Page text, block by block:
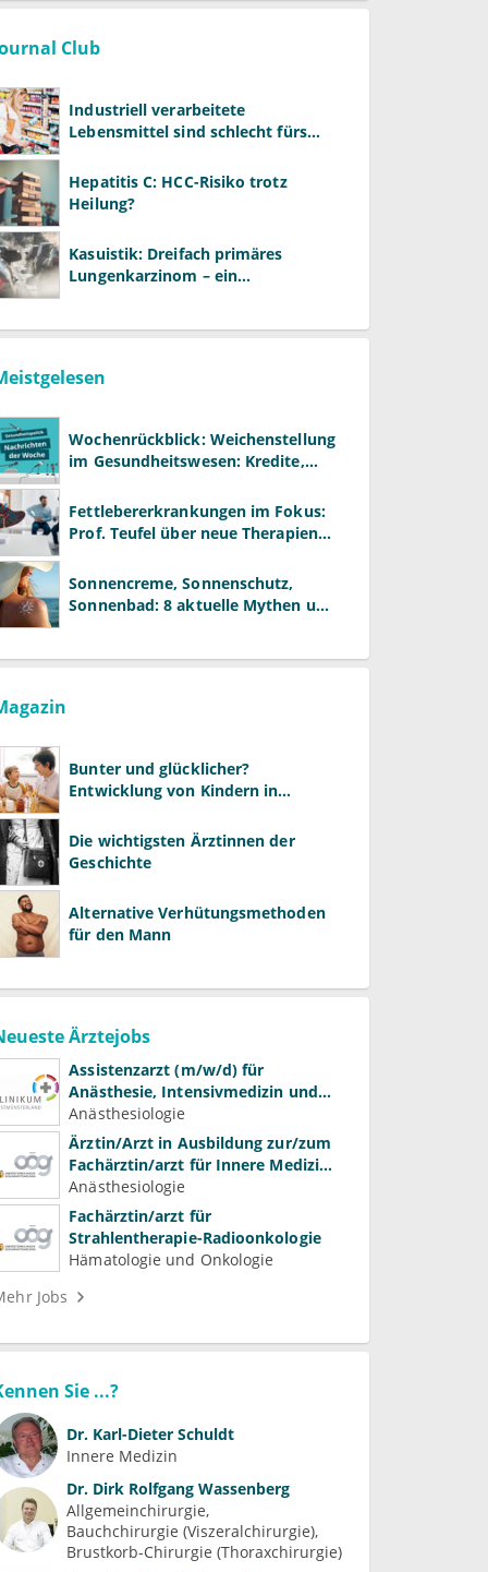
Club
Industriell verarbeitete
Lebensmittel sind schlecht fürs
Hepatitis C: HCC-Risiko trotz
Heilung?
Kasuistik: Dreifach primäres
Lungenkarzinom – ein
Wochenrückblick: Weichenstellung
im Gesundheitswesen: Kredite,
Fettlebererkrankungen im Fokus:
Prof. Teufel über neue Therapien
Sonnencreme, Sonnenschutz,
Sonnenbad: 8 aktuelle Mythen und
Bunter und glücklicher?
Entwicklung von Kindern in
Die wichtigsten Ärztinnen der
Geschichte
Alternative Verhütungsmethoden
für den Mann
Ärztejobs
Assistenzarzt (m/w/d) für
Anästhesie, Intensivmedizin und
Schmerztherapie
Anästhesiologie
Ärztin/Arzt in Ausbildung zur/zum
Fachärztin/arzt für Innere Medizin
(Kardiologie, Nephrologie,
Intensivmedizin)
Anästhesiologie
Fachärztin/arzt für
Strahlentherapie-Radioonkologie
Hämatologie und Onkologie
Jobs
Sie ...?
Dr. Karl-Dieter Schuldt
Innere Medizin
Dr. Dirk Rolfgang Wassenberg
Allgemeinchirurgie
Bauchchirurgie (Viszeralchirurgie)
Brustkorb-Chirurgie (Thoraxchirurgie)